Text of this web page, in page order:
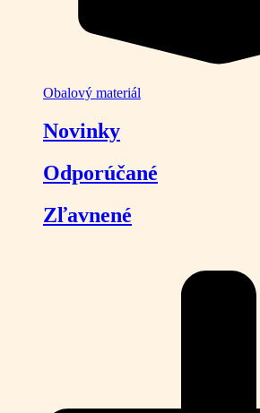
Obalový materiál
Novinky
Odporúčané
Zľavnené